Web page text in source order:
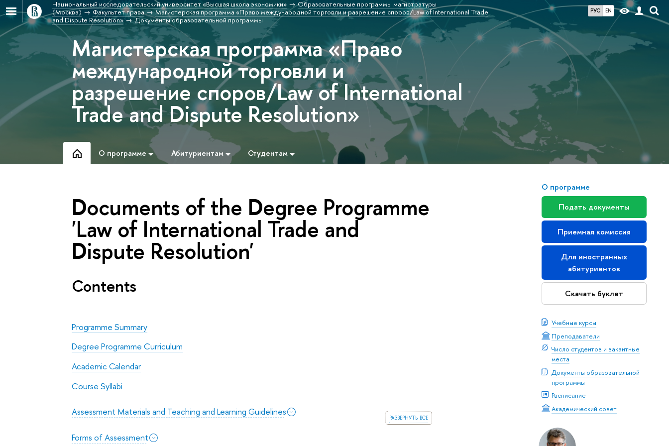
РУС EN
Национальный исследовательский университет «Высшая школа экономики»
Образовательные программы магистратуры
(Москва)
Факультет права
Магистерская программа «Право международной торговли и разрешение споров/Law of International Trade
and Dispute Resolution»
Документы образовательной программы
Магистерская программа «Право
международной торговли и
разрешение споров/Law of International
Trade and Dispute Resolution»
О программе Абитуриентам Студентам
О программе
Подать документы
Приемная комиссия
Для иностранных
абитуриентов
Скачать буклет
Учебные курсы
Преподаватели
Число студентов и вакантные
места
Документы образовательной
программы
Расписание
Академический совет
Documents of the Degree Programme
'Law of International Trade and
Dispute Resolution'
Contents
Programme Summary
Degree Programme Curriculum
Academic Calendar
Course Syllabi
развернуть все
Assessment Materials and Teaching and Learning Guidelines
Forms of Assessment